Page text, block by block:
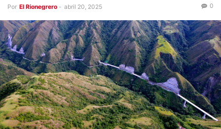
Por El Rionegrero - abril 20, 2025 0